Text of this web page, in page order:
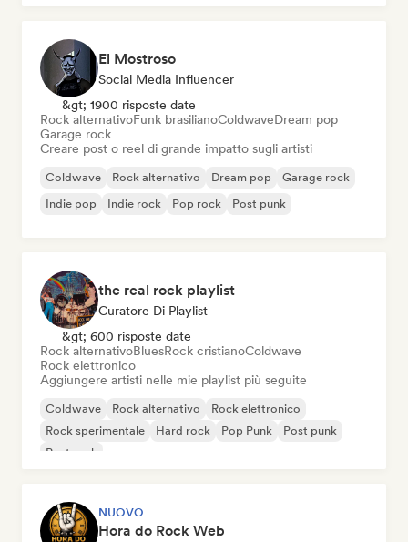
El Mostroso
Social Media Influencer
&gt; 1900 risposte date
Rock alternativoFunk brasilianoColdwaveDream pop
Garage rock
Creare post o reel di grande impatto sugli artisti
Coldwave Rock alternativo Dream pop
Garage rock
Indie pop
Indie rock Pop rock Post punk
the real rock playlist
Curatore Di Playlist
&gt; 600 risposte date
Rock alternativoBluesRock cristianoColdwave
Rock elettronico
Aggiungere artisti nelle mie playlist più seguite
Coldwave Rock alternativo
Rock elettronico
Rock sperimentale
Hard rock Pop Punk
Post punk
Post rock
NUOVO
Hora do Rock Web